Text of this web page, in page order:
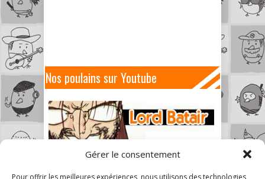
Gérer le consentement
Pour offrir les meilleures expériences, nous utilisons des technologies
Nos poulains sur Youtube